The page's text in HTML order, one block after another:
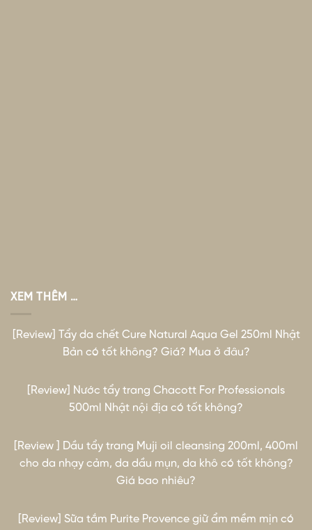
XEM THÊM …
[Review] Tẩy da chết Cure Natural Aqua Gel 250ml Nhật
Bản có tốt không? Giá? Mua ở đâu?
[Review] Nước tẩy trang Chacott For Professionals
500ml Nhật nội địa có tốt không?
[Review ] Dầu tẩy trang Muji oil cleansing 200ml, 400ml
cho da nhạy cảm, da dầu mụn, da khô có tốt không?
Giá bao nhiêu?
[Review] Sữa tắm Purite Provence giữ ẩm mềm mịn có